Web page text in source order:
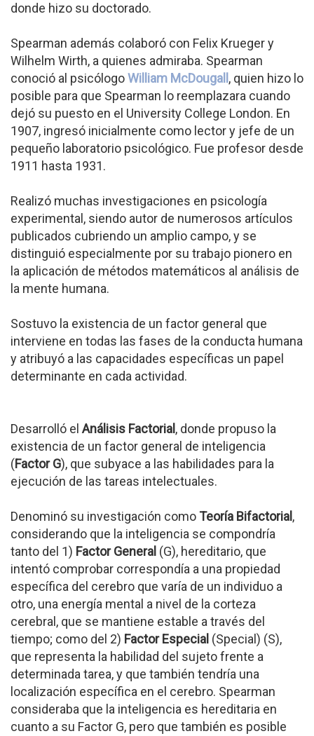
donde hizo su doctorado.
Spearman además colaboró con Felix Krueger y
Wilhelm Wirth, a quienes admiraba. Spearman
conoció al psicólogoWilliam McDougall , quien hizo lo
posible para que Spearman lo reemplazara cuando
dejó su puesto en el University College London. En
1907, ingresó inicialmente como lector y jefe de un
pequeño laboratorio psicológico. Fue profesor desde
1911 hasta 1931.
Realizó muchas investigaciones en psicología
experimental, siendo autor de numerosos artículos
publicados cubriendo un amplio campo, y se
distinguió especialmente por su trabajo pionero en
la aplicación de métodos matemáticos al análisis de
la mente humana.
Sostuvo la existencia de un factor general que
interviene en todas las fases de la conducta humana
y atribuyó a las capacidades específicas un papel
determinante en cada actividad.
Desarrolló el Análisis Factorial , donde propuso la
existencia de un factor general de inteligencia
(Factor G), que subyace a las habilidades para la
ejecución de las tareas intelectuales.
Denominó su investigación como Teoría Bifactorial ,
considerando que la inteligencia se compondría
tanto del 1) Factor General (G), hereditario, que
intentó comprobar correspondía a una propiedad
específica del cerebro que varía de un individuo a
otro, una energía mental a nivel de la corteza
cerebral, que se mantiene estable a través del
tiempo; como del 2) Factor Especial (Special) (S),
que representa la habilidad del sujeto frente a
determinada tarea, y que también tendría una
localización específica en el cerebro. Spearman
consideraba que la inteligencia es hereditaria en
cuanto a su Factor G, pero que también es posible